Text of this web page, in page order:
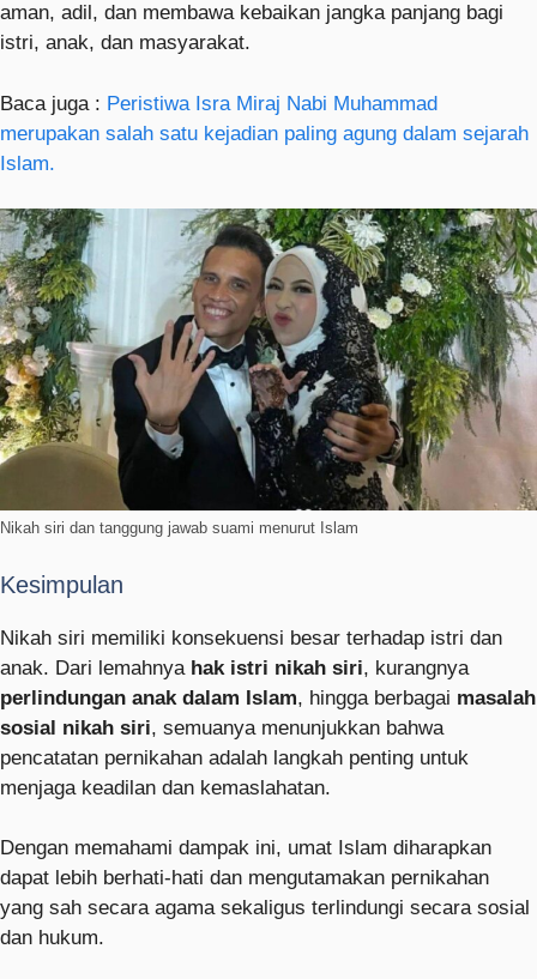
aman, adil, dan membawa kebaikan jangka panjang bagi
istri, anak, dan masyarakat.
Baca juga : Peristiwa Isra Miraj Nabi Muhammad
merupakan salah satu kejadian paling agung dalam sejarah
Islam.
Nikah siri dan tanggung jawab suami menurut Islam
Kesimpulan
Nikah siri memiliki konsekuensi besar terhadap istri dan
anak. Dari lemahnya hak istri nikah siri, kurangnya
perlindungan anak dalam Islam, hingga berbagai masalah
sosial nikah siri, semuanya menunjukkan bahwa
pencatatan pernikahan adalah langkah penting untuk
menjaga keadilan dan kemaslahatan.
Dengan memahami dampak ini, umat Islam diharapkan
dapat lebih berhati-hati dan mengutamakan pernikahan
yang sah secara agama sekaligus terlindungi secara sosial
dan hukum.